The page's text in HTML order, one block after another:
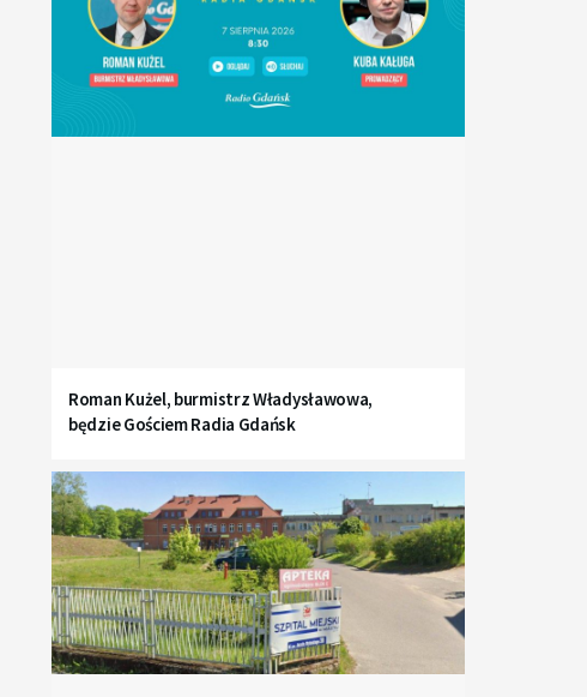
Roman Kużel, burmistrz Władysławowa,
będzie Gościem Radia Gdańsk